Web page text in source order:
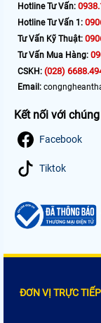
Hotline Tư Vấn:
Hotline Tư Vấn 1:
Tư Vấn Kỹ Thuật:
Tư Vấn Mua Hàng:
CSKH: (028)
Email:
Kết nối với
Facebook
Tiktok
ĐƠN VỊ TRỰC